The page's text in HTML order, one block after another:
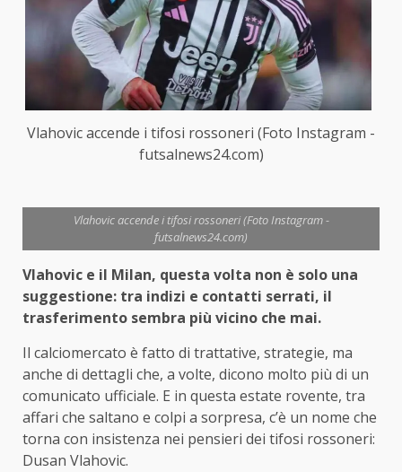
Vlahovic accende i tifosi rossoneri (Foto Instagram -
futsalnews24.com)
Vlahovic accende i tifosi rossoneri (Foto Instagram -
futsalnews24.com)
Vlahovic e il Milan, questa volta non è solo una
suggestione: tra indizi e contatti serrati, il
trasferimento sembra più vicino che mai.
Il calciomercato è fatto di trattative, strategie, ma
anche di dettagli che, a volte, dicono molto più di un
comunicato ufficiale. E in questa estate rovente, tra
affari che saltano e colpi a sorpresa, c’è un nome che
torna con insistenza nei pensieri dei tifosi rossoneri:
Dusan Vlahovic.